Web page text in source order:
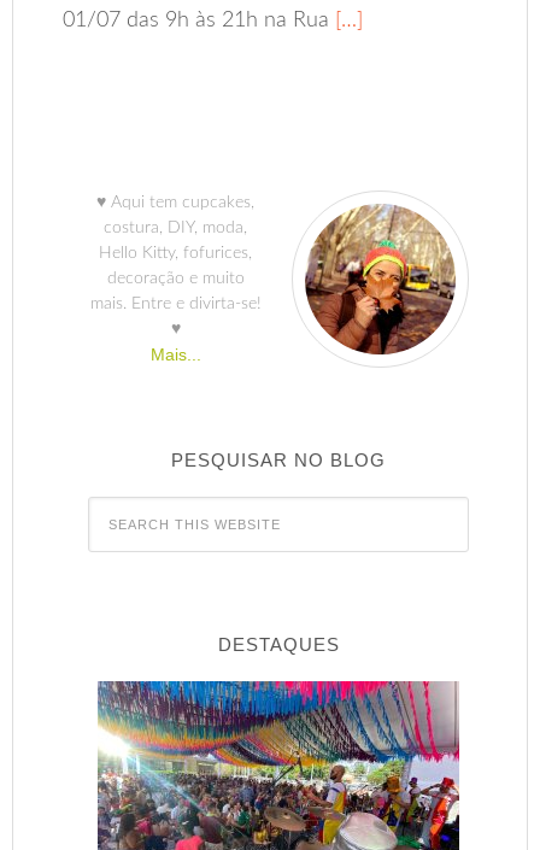
01/07 das 9h às 21h na Rua […]
♥ Aqui tem cupcakes,
costura, DIY, moda,
Hello Kitty, fofurices,
decoração e muito
mais. Entre e divirta-se!
♥
Mais...
PESQUISAR NO BLOG
DESTAQUES